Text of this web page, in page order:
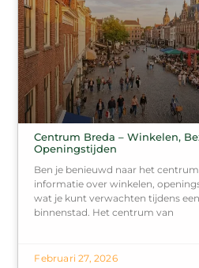
Centrum Breda – Winkelen,
Openingstijden
Ben je benieuwd naar het
informatie over winkelen,
wat je kunt verwachten tijdens
binnenstad. Het centrum van
Februari 27, 2026